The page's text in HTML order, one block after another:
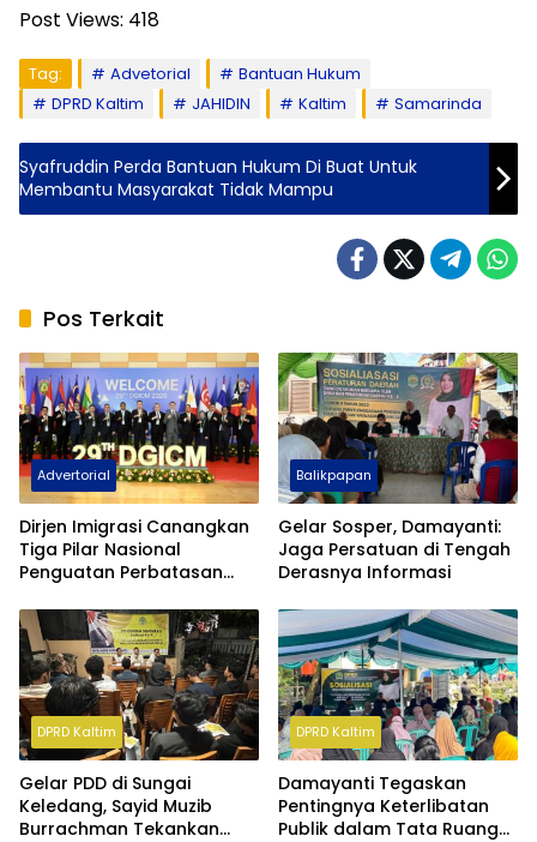
Post Views: 418
Tag: Advetorial
Bantuan Hukum
DPRD Kaltim
JAHIDIN Kaltim Samarinda
Syafruddin Perda Bantuan Hukum Di Buat Untuk
Membantu Masyarakat Tidak Mampu
Pos Terkait
Advertorial
Dirjen Imigrasi Canangkan
Tiga Pilar Nasional
Penguatan Perbatasan
DGICM 2026
Balikpapan
Gelar Sosper, Damayanti:
Jaga Persatuan di Tengah
Derasnya Informasi
DPRD Kaltim
Gelar PDD di Sungai
Keledang, Sayid Muzib
Burrachman Tekankan
DPRD Kaltim
Damayanti Tegaskan
Pentingnya Keterlibatan
Publik dalam Tata Ruang